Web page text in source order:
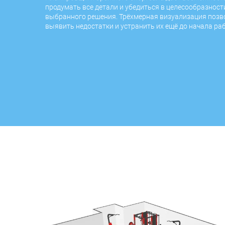
продумать все детали и убедиться в
выбранного решения. Трёхмерная визуализация
выявить недостатки и устранить их ещё до начала